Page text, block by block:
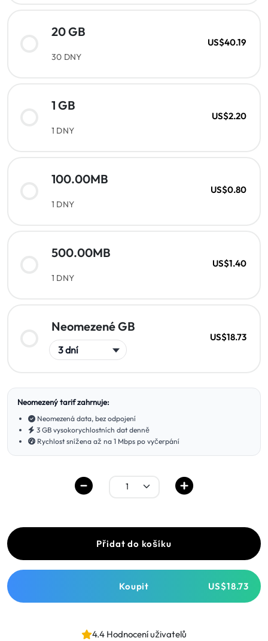
20 GB
30 DNY
US$40.19
1 GB
1 DNY
US$2.20
100.00MB
1 DNY
US$0.80
500.00MB
1 DNY
US$1.40
Neomezené GB
US$18.73
Neomezený tarif zahrnuje:
Neomezená data, bez odpojení
3 GB vysokorychlostních dat denně
Rychlost snížena až na 1 Mbps po vyčerpání
Přidat do košíku
Koupit US$18.73
4.4 Hodnocení uživatelů